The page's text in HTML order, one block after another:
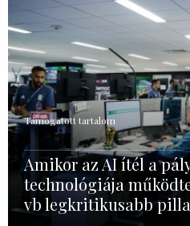
Támogatott tartalom
Amikor az AI ítél a
technológiája
vb legkritikusabb